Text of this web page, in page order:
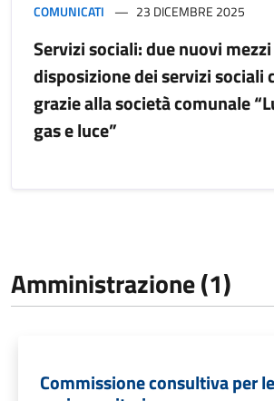
COMUNICATI 23 DICEMBRE 2025
Servizi sociali: due nuovi
disposizione dei servizi sociali
grazie alla società comunale
gas e luce”
Amministrazione (1)
Commissione consultiva per